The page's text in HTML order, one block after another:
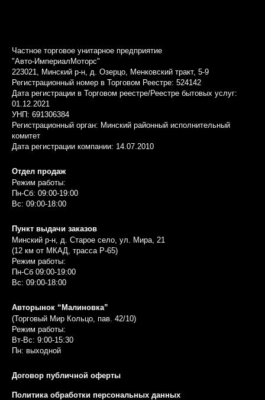
Частное торговое унитарное предприятие
"Авто-ИмпериалМоторс"
223021, Минский р-н, д. Озерцо, Менковский тракт, 5-9
Регистрационный номер в Торговом Реестре: 524142
Дата регистрации в Торговом реестре/Реестре бытовых услуг:
01.12.2021
УНП: 691306384
Регистрационный орган: Минский районный исполнительный
комитет
Дата регистрации компании: 14.07.2010
Отдел продаж
Режим работы:
Пн-Сб: 09:00-19:00
Вс: 09:00-18:00
Пункт выдачи заказов
Минский р-н, д. Старое село, ул. Мира, 21
(12 км от МКАД, трасса P-65)
Режим работы:
Пн-Сб 09:00-19:00
Вс: 09:00-18:00
Авторынок “Малиновка”
(Торговый Мир Кольцо, пав. 42/10)
Режим работы:
Вт-Вс: 9:00-15:30
Пн: выходной
Договор публичной оферты
Политика обработки персональных данных